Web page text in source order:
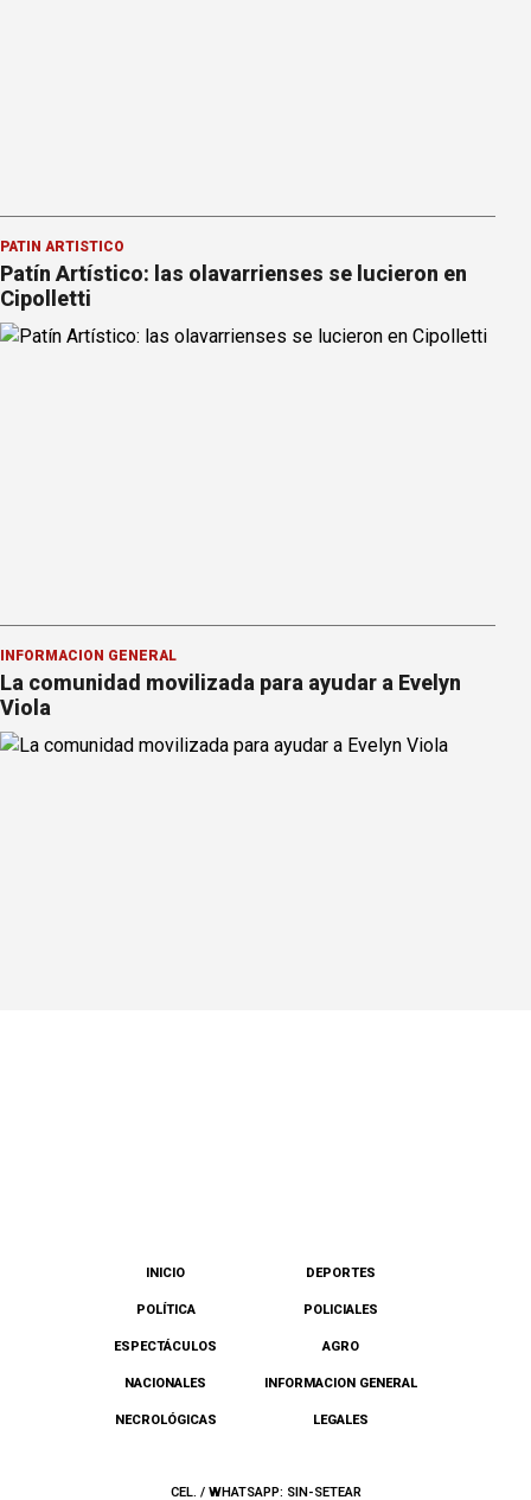
PATÍN ARTÍSTICO
Patín Artístico: las olavarrienses se lucieron en
Cipolletti
INFORMACION GENERAL
La comunidad movilizada para ayudar a Evelyn
Viola
INICIO DEPORTES
POLÍTICA POLICIALES
ESPECTÁCULOS AGRO
NACIONALES INFORMACION GENERAL
NECROLÓGICAS LEGALES
CEL. / WHATSAPP: SIN-SETEAR